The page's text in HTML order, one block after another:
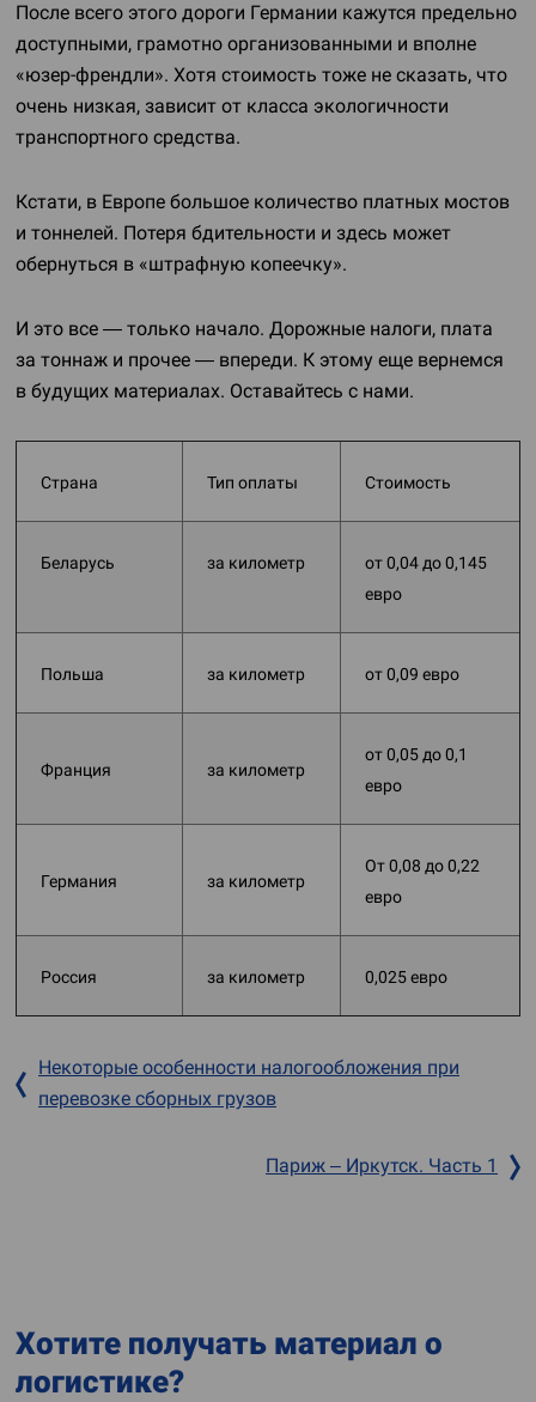
После всего этого дороги Германии кажутся предельно
доступными, грамотно организованными и вполне
«юзер-френдли». Хотя стоимость тоже не сказать, что
очень низкая, зависит от класса экологичности
транспортного средства.
Кстати, в Европе большое количество платных мостов
и тоннелей. Потеря бдительности и здесь может
обернуться в «штрафную копеечку».
И это все — только начало. Дорожные налоги, плата
за тоннаж и прочее — впереди. К этому еще вернемся
в будущих материалах. Оставайтесь с нами.
Страна Тип оплаты Стоимость
Беларусь за километр
от 0,04 до 0,145
евро
Польша за километр от 0,09 евро
Франция за километр
от 0,05 до 0,1
евро
Германия за километр
От 0,08 до 0,22
евро
Россия за километр 0,025 евро
Некоторые особенности налогообложения при
перевозке сборных грузов
Париж – Иркутск. Часть 1
Хотите получать материал о
логистике?